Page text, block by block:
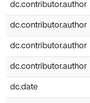
dc.contributor.author
dc.contributor.author
dc.contributor.author
dc.contributor.author
dc.date